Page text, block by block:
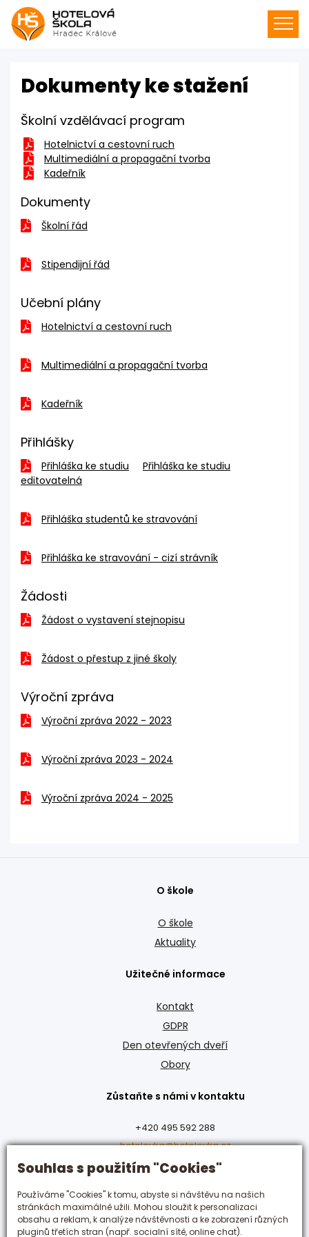
Souhlas s použitím "Cookies"
Používáme "Cookies" k tomu, abyste si návštěvu na našich
stránkách maximálně užili. Mohou sloužit k personalizaci
obsahu a reklam, k analýze návštěvnosti a ke zobrazení různých
pluginů třetích stran (např. socialní sítě, online chat).
Dokumenty ke stažení
Školní vzdělávací program
Hotelnictví a cestovní ruch
Multimediální a propagační tvorba
Kadeřník
Dokumenty
Školní řád
Stipendijní řád
Učební plány
Hotelnictví a cestovní ruch
Multimediální a propagační tvorba
Kadeřník
Přihlášky
Přihláška ke studiu
Přihláška ke studiu
editovatelná
Přihláška studentů ke stravování
Přihláška ke stravování - cizí strávník
Žádosti
Žádost o vystavení stejnopisu
Žádost o přestup z jiné školy
Výroční zpráva
Výroční zpráva 2022 - 2023
Výroční zpráva 2023 - 2024
Výroční zpráva 2024 - 2025
O škole
O škole
Aktuality
Užitečné informace
Kontakt
GDPR
Den otevřených dveří
Obory
Zůstaňte s námi v kontaktu
+420 495 592 288
hotelovka@hotelovka.cz
500 03 Hradec Králové